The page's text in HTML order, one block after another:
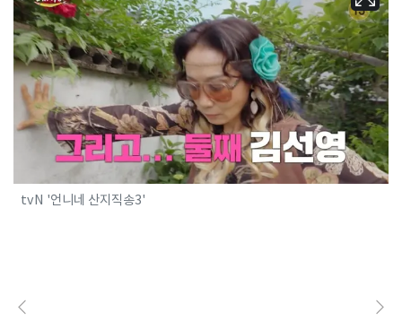
tvN '언니네 산지직송3'